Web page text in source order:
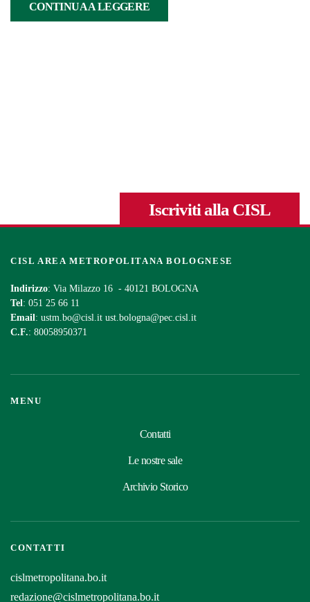
CONTINUA A LEGGERE
Iscriviti alla CISL
CISL AREA METROPOLITANA BOLOGNESE
Indirizzo: Via Milazzo 16 - 40121 BOLOGNA
Tel: 051 25 66 11
Email: ustm.bo@cisl.it ust.bologna@pec.cisl.it
C.F.: 80058950371
MENU
Contatti
Le nostre sale
Archivio Storico
CONTATTI
cislmetropolitana.bo.it
redazione@cislmetropolitana.bo.it